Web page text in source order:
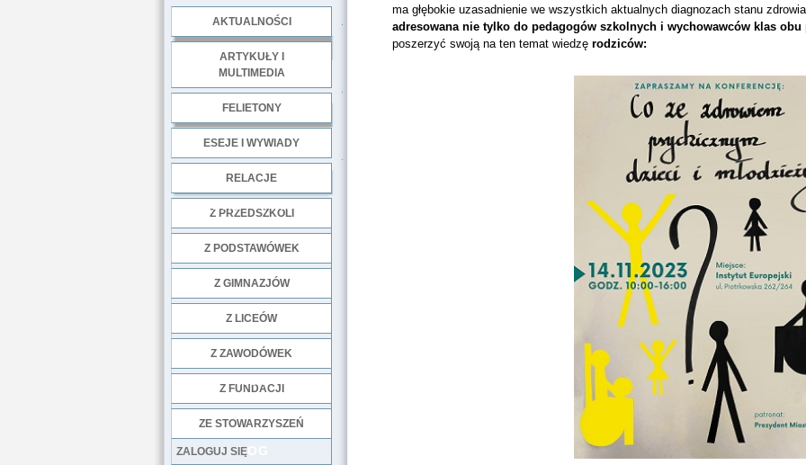
AKTUALNOŚCI
ARTYKUŁY I
MULTIMEDIA
FELIETONY
ESEJE I WYWIADY
RELACJE
Z PRZEDSZKOLI
Z PODSTAWÓWEK
Z GIMNAZJÓW
Z LICEÓW
Z ZAWODÓWEK
Z FUNDACJI
ZE STOWARZYSZEŃ
LOG
ZALOGUJ SIĘ
ma głębokie uzasadnienie we wszystkich aktualnych diagnozach stanu
adresowana nie tylko do pedagogów szkolnych i wychowawców klas obu
poszerzyć swoją na ten temat wiedzę rodziców: